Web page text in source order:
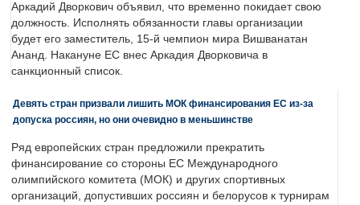
Аркадий Дворкович объявил, что временно покидает свою
должность. Исполнять обязанности главы организации
будет его заместитель, 15-й чемпион мира Вишванатан
Ананд. Накануне ЕС внес Аркадия Дворковича в
санкционный список.
Девять стран призвали лишить МОК финансирования ЕС из-за
допуска россиян, но они очевидно в меньшинстве
Ряд европейских стран предложили прекратить
финансирование со стороны ЕС Международного
олимпийского комитета (МОК) и других спортивных
организаций, допустивших россиян и белорусов к турнирам